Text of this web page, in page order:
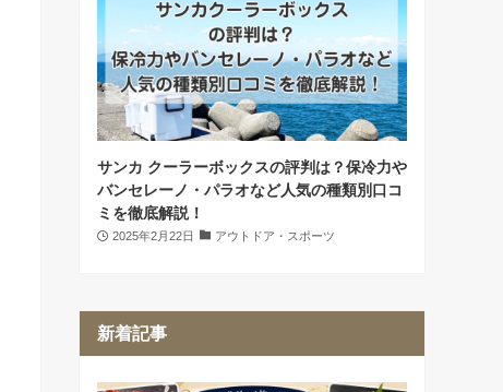
サンカ クーラーボックスの評判は？保冷力や
バンセレーノ・パラオなど人気の種類別口コ
ミを徹底解説！
2025年2月22日 アウトドア・スポーツ
新着記事